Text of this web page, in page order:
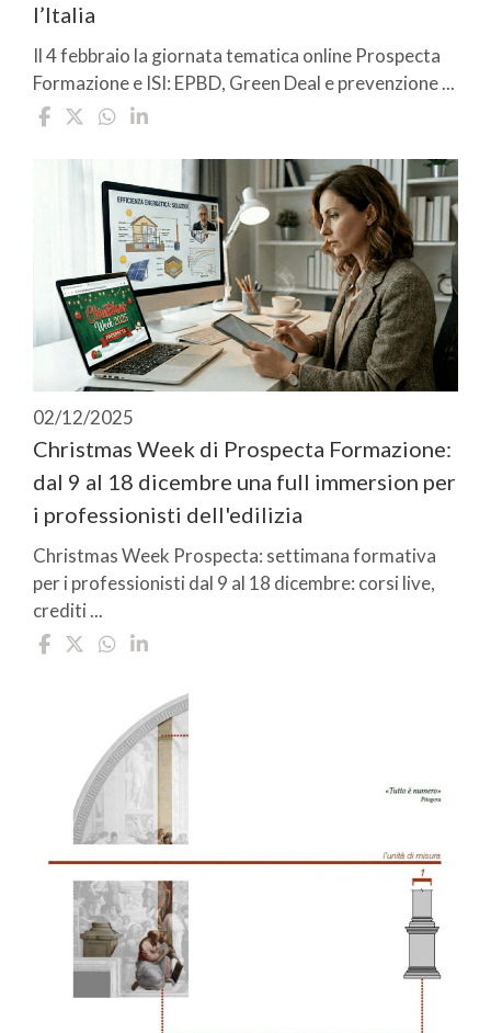
l’Italia
Il 4 febbraio la giornata tematica online Prospecta
Formazione e ISI: EPBD, Green Deal e prevenzione ...
02/12/2025
Christmas Week di Prospecta Formazione:
dal 9 al 18 dicembre una full immersion per
i professionisti dell'edilizia
Christmas Week Prospecta: settimana formativa
per i professionisti dal 9 al 18 dicembre: corsi live,
crediti ...